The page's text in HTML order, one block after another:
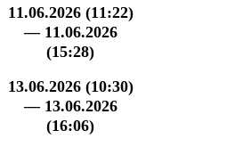
11.06.2026 (11:22)
— 11.06.2026
(15:28)
13.06.2026 (10:30)
— 13.06.2026
(16:06)